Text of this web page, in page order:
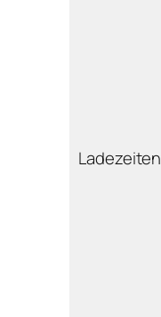
Ladezeiten